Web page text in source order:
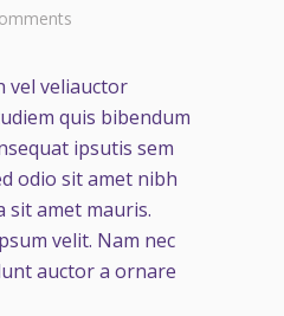
vel veliauctor
quis bibendum
ipsutis sem
odio sit amet nibh
sit amet mauris.
velit. Nam nec
auctor a ornare